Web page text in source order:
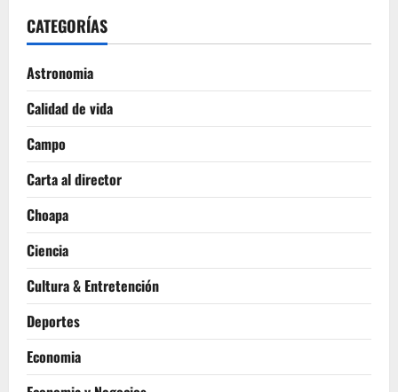
CATEGORÍAS
Astronomia
Calidad de vida
Campo
Carta al director
Choapa
Ciencia
Cultura & Entretención
Deportes
Economia